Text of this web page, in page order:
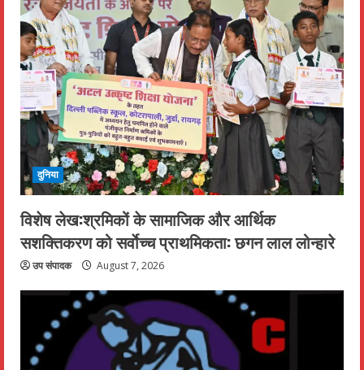
दुनिया
विशेष लेख:श्रमिकों के सामाजिक और आर्थिक
सशक्तिकरण को सर्वाेच्च प्राथमिकता: छगन लाल लोन्हारे
उप संपादक August 7, 2026